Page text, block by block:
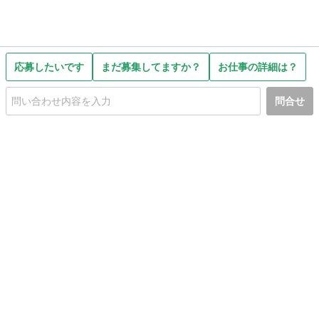
応募したいです まだ募集してますか？ お仕事の詳細は？
問合せ